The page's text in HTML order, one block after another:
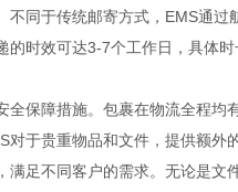
不同于传统邮寄方式，EMS通
的时效可达3-7个工作日，具体
全保障措施。包裹在物流全程
对于贵重物品和文件，提供额外
满足不同客户的需求。无论是